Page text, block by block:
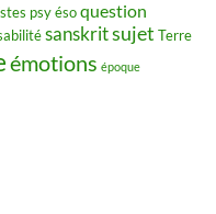
psy ésoquestion
sanskritsujet Terre
émotions époque